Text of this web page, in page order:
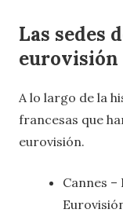
Las sedes
eurovisión
A lo largo de la
francesas que
eurovisión.
Cannes –